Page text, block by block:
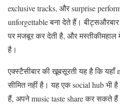
exclusive tracks, और surprise
unforgettable बना देते हैं।
पर मजबूर कर देती है, और मस्तीकीमहाल
है।
एक्स्टैसीबार की खूबसूरती यह है कि
सीमित नहीं है। यह एक social hub भी
हैं, अपने music taste share कर सकते